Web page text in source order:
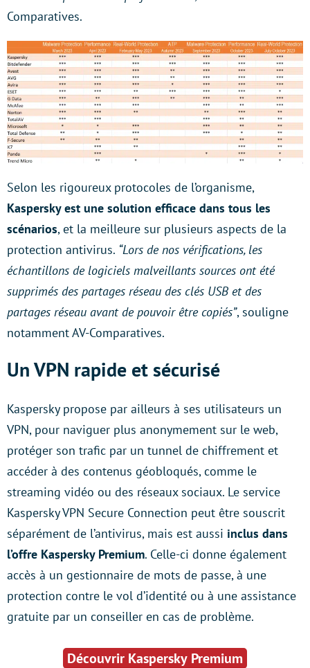
Comparatives.
Selon les rigoureux protocoles de l’organisme,
Kaspersky est une solution efficace dans tous les
scénarios, et la meilleure sur plusieurs aspects de la
protection antivirus. “Lors de nos vérifications, les
échantillons de logiciels malveillants sources ont été
supprimés des partages réseau des clés USB et des
partages réseau avant de pouvoir être copiés”, souligne
notamment AV-Comparatives.
Un VPN rapide et sécurisé
Kaspersky propose par ailleurs à ses utilisateurs un
VPN, pour naviguer plus anonymement sur le web,
protéger son trafic par un tunnel de chiffrement et
accéder à des contenus géobloqués, comme le
streaming vidéo ou des réseaux sociaux. Le service
Kaspersky VPN Secure Connection peut être souscrit
séparément de l’antivirus, mais est aussi inclus dans
l’offre Kaspersky Premium. Celle-ci donne également
accès à un gestionnaire de mots de passe, à une
protection contre le vol d’identité ou à une assistance
gratuite par un conseiller en cas de problème.
Découvrir Kaspersky Premium